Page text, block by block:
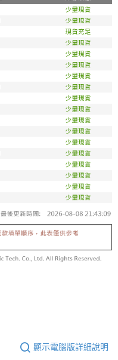
顯示電腦版詳細說明